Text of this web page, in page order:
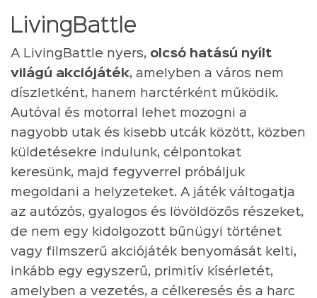
LivingBattle
A LivingBattle nyers, olcsó hatású nyílt
világú akciójáték, amelyben a város nem
díszletként, hanem harctérként működik.
Autóval és motorral lehet mozogni a
nagyobb utak és kisebb utcák között, közben
küldetésekre indulunk, célpontokat
keresünk, majd fegyverrel próbáljuk
megoldani a helyzeteket. A játék váltogatja
az autózós, gyalogos és lövöldözős részeket,
de nem egy kidolgozott bűnügyi történet
vagy filmszerű akciójáték benyomását kelti,
inkább egy egyszerű, primitív kísérletét,
amelyben a vezetés, a célkeresés és a harc